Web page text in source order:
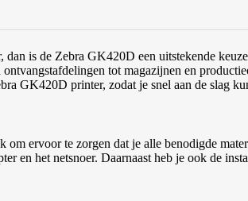
is de Zebra GK420D een uitstekende
tot magazijnen en
GK420D printer, zodat je snel aan de slag
ervoor te zorgen dat je alle benodigde
en het netsnoer. Daarnaast heb je ook de